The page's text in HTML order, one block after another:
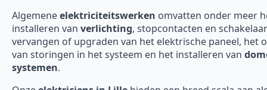
Algemeneelektriciteitswerken omvatten onder meer
installeren van verlichting, stopcontacten en
vervangen of upgraden van het elektrische paneel, het
van storingen in het systeem en het installeren van
systemen.